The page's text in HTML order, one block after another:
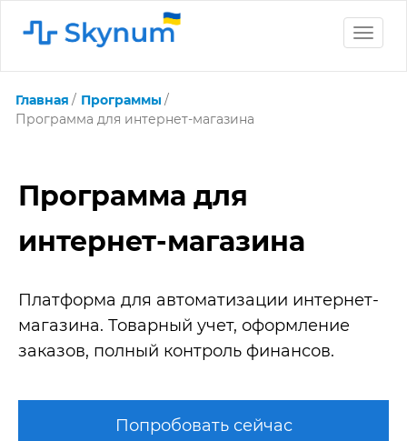
Toggle
Главная
Программы
Программа для интернет-магазина
Программа для
интернет-магазина
Платформа для автоматизации интернет-
магазина. Товарный учет, оформление
заказов, полный контроль финансов.
Попробовать сейчас